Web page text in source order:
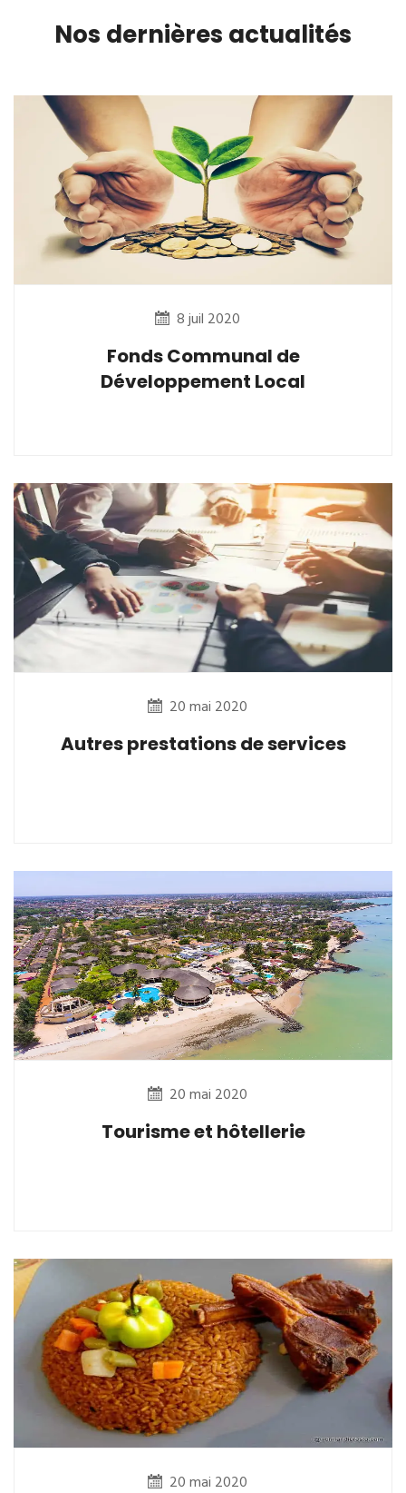
Nos dernières actualités
8 juil 2020
Fonds Communal de
Développement Local
20 mai 2020
Autres prestations de services
20 mai 2020
Tourisme et hôtellerie
20 mai 2020